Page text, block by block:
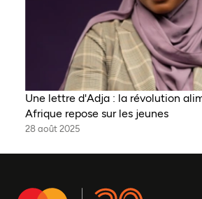
Une lettre d'Adja : la révolution
Afrique repose sur les jeunes
28 août 2025